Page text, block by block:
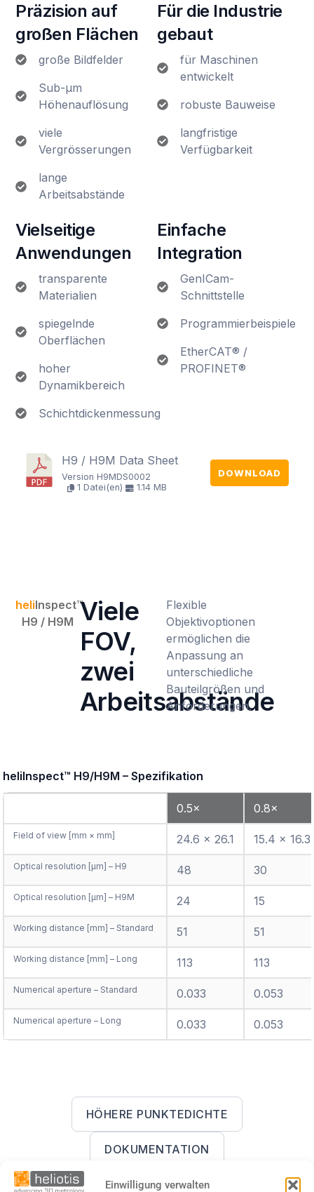
Einwilligung verwalten
Präzision auf
großen Flächen
große Bildfelder
Sub-μm
Höhenauflösung
viele
Vergrösserungen
lange
Arbeitsabstände
Für die Industrie
gebaut
für Maschinen
entwickelt
robuste Bauweise
langfristige
Verfügbarkeit
Vielseitige
Anwendungen
transparente
Materialien
spiegelnde
Oberflächen
hoher
Dynamikbereich
Schichtdickenmessung
Einfache
Integration
GenICam-
Schnittstelle
Programmierbeispiele
EtherCAT® /
PROFINET®
H9 / H9M Data Sheet
Version H9MDS0002
1 Datei(en)
1.14 MB
DOWNLOAD
heliInspect™
H9 / H9M Viele
FOV,
zwei
Arbeitsabstände
Flexible
Objektivoptionen
ermöglichen die
Anpassung an
unterschiedliche
Bauteilgrößen und
Anforderungen.
0.5× 0.8×
Field of view [mm × mm] 24.6 × 26.1 15.4 × 16.3
Optical resolution [µm] – H9 48 30
Optical resolution [µm] – H9M 24 15
Working distance [mm] – Standard 51 51
Working distance [mm] – Long 113 113
Numerical aperture – Standard 0.033 0.053
Numerical aperture – Long 0.033 0.053
HÖHERE PUNKTEDICHTE
DOKUMENTATION
USE CASES